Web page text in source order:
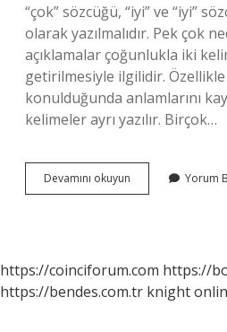
“çok” sözcüğü, “iyi” ve “iyi”
olarak yazılmalıdır. Pek çok
açıklamalar çoğunlukla iki
getirilmesiyle ilgilidir.
konulduğunda anlamlarını
kelimeler ayrı yazılır. Birçok…
Devamını okuyun
Az
Yorum
https://coinciforum.com https://
https://bendes.com.tr knight